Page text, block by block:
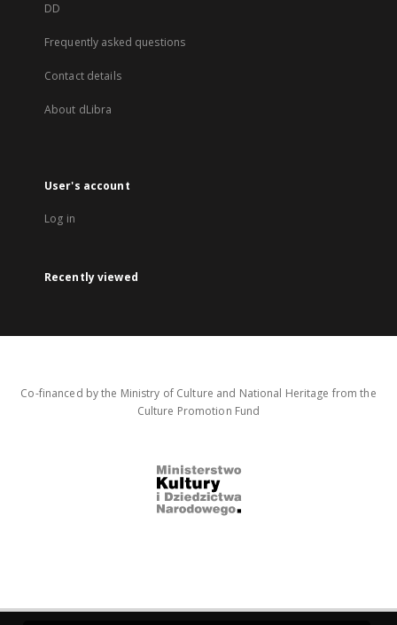
DD
Frequently asked questions
Contact details
About dLibra
User's account
Log in
Recently viewed
Co-financed by the Ministry of Culture and National Heritage from the
Culture Promotion Fund